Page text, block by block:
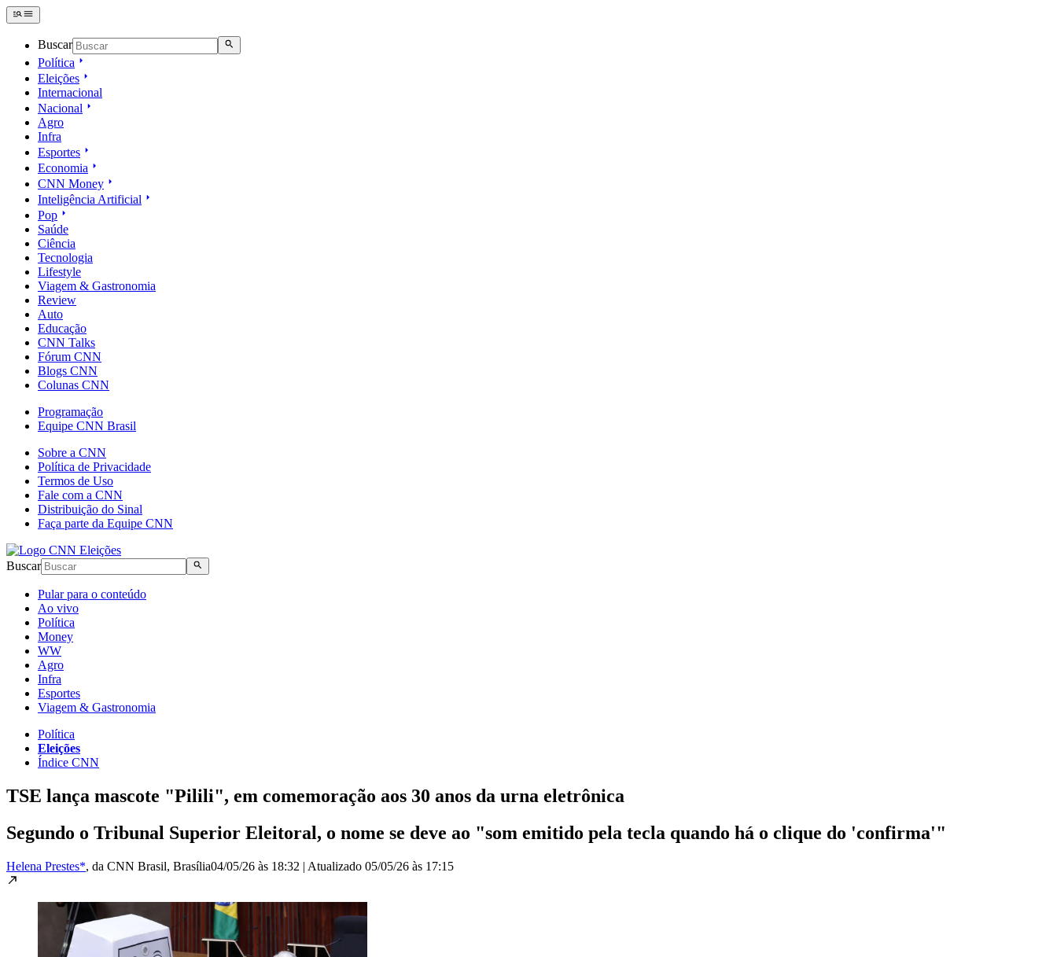
Buscar
Política
Eleições
Internacional
Nacional
Agro
Infra
Esportes
Economia
CNN Money
Inteligência Artificial
Pop
Saúde
Ciência
Tecnologia
Lifestyle
Viagem & Gastronomia
Review
Auto
Educação
CNN Talks
Fórum CNN
Blogs CNN
Colunas CNN
Programação
Equipe CNN Brasil
Sobre a CNN
Política de Privacidade
Termos de Uso
Fale com a CNN
Distribuição do Sinal
Faça parte da Equipe CNN
Buscar
Pular para o conteúdo
Ao vivo
Política
Money
WW
Agro
Infra
Esportes
Viagem & Gastronomia
Política
Eleições
Índice CNN
TSE lança mascote "Pilili", em comemoração aos 30 anos da urna eletrônica
Segundo o Tribunal Superior Eleitoral, o nome se deve ao "som emitido pela tecla quando há o clique do 'confirma'"
Helena Prestes*, da CNN Brasil, Brasília04/05/26 às 18:32 | Atualizado 05/05/26 às 17:15